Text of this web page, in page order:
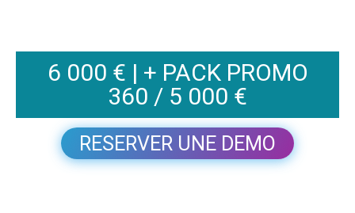
6 000 € | + PACK PROMO
360 / 5 000 €
RESERVER UNE DEMO